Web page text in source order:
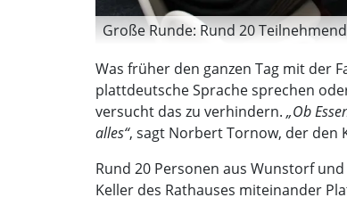
Große Runde: Rund 20
Was früher den ganzen Tag mit der
plattdeutsche Sprache sprechen
versucht das zu verhindern. „Ob
alles“, sagt Norbert Tornow, der den
Rund 20 Personen aus Wunstorf
Keller des Rathauses miteinander